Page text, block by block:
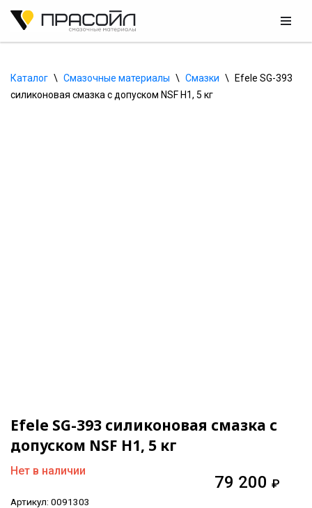
содержимому
Каталог \ Смазочные материалы \ Смазки \
Efele SG-393
силиконовая смазка с допуском NSF H1, 5 кг
Efele SG-393 силиконовая смазка с
допуском NSF H1, 5 кг
79 200 ₽
Нет в наличии
Артикул: 0091303